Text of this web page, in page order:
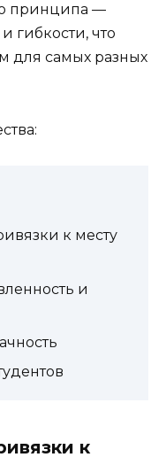
принципа —
гибкости, что
для самых разных
к месту
и
к